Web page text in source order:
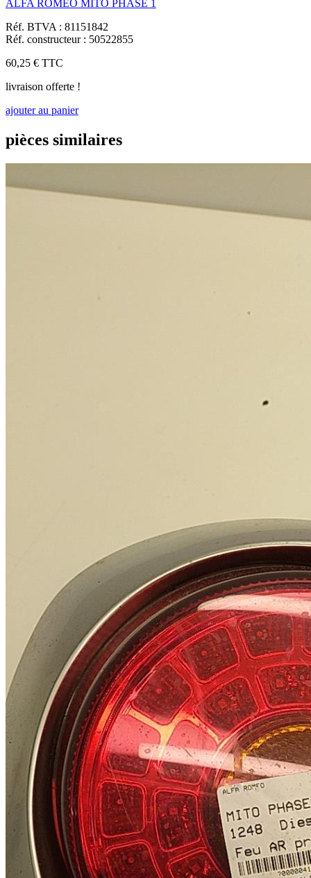
ALFA ROMEO MITO PHASE 1
Réf. BTVA : 81151842
Réf. constructeur : 50522855
60,25 € TTC
livraison offerte !
ajouter au panier
pièces similaires